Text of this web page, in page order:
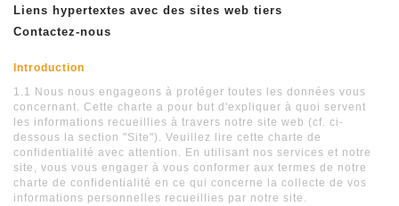
Liens hypertextes avec des sites web tiers
Contactez-nous
Introduction
1.1 Nous nous engageons à protéger toutes les données vous
concernant. Cette charte a pour but d'expliquer à quoi servent
les informations recueillies à travers notre site web (cf. ci-
dessous la section "Site"). Veuillez lire cette charte de
confidentialité avec attention. En utilisant nos services et notre
site, vous vous engager à vous conformer aux termes de notre
charte de confidentialité en ce qui concerne la collecte de vos
informations personnelles recueillies par notre site.